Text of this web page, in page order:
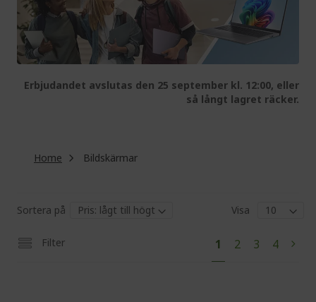
Erbjudandet avslutas den 25 september kl. 12:00, eller
så långt lagret räcker.
Home Bildskärmar
Sortera på Visa
Filter
You're
currently
1 Page
2 Page
3 Page
4 Page
Next